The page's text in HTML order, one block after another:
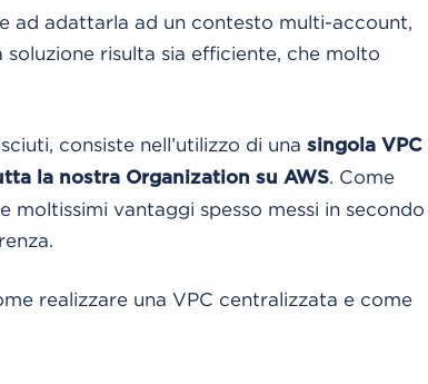
ad adattarla ad un contesto multi-account,
soluzione risulta sia efficiente, che molto
consiste nell’utilizzo di una singola VPC
la nostra Organization su AWS. Come
vantaggi spesso messi in secondo
realizzare una VPC centralizzata e come